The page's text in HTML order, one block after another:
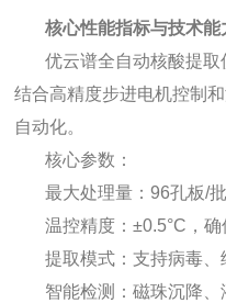
核心性能指标与技术能
优云谱全自动核酸提取
结合高精度步进电机控制
自动化。
核心参数：
最大处理量：96孔板/
温控精度：±0.5°C，
提取模式：支持病毒
智能检测：磁珠沉降